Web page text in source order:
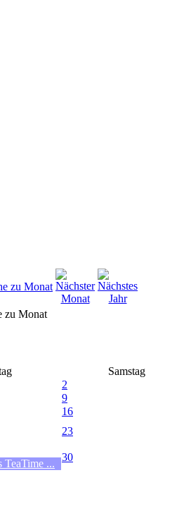
zu Monat
Samstag
2
9
16
23
TeaTime ...
30